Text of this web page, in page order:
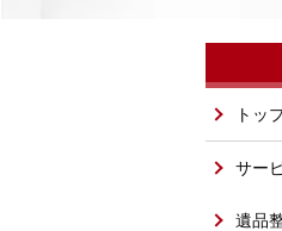
トッ
サー
遺品